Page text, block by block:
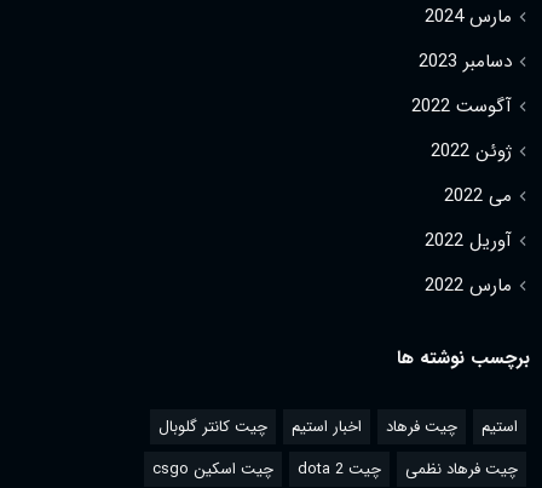
مارس 2024
دسامبر 2023
آگوست 2022
ژوئن 2022
می 2022
آوریل 2022
مارس 2022
برچسب نوشته ها
استیم چیت فرهاد اخبار استیم
چیت کانتر گلوبال
چیت فرهاد نظمی
چیت dota 2 چیت اسکین csgo